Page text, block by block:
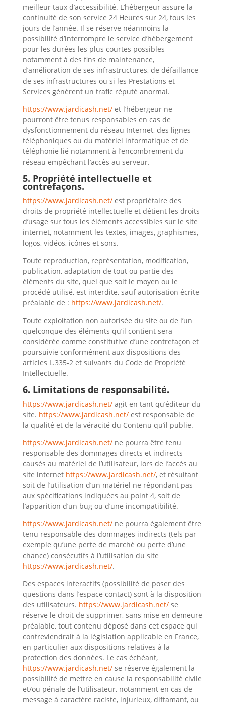
meilleur taux d’accessibilité. L’hébergeur assure la
continuité de son service 24 Heures sur 24, tous les
jours de l’année. Il se réserve néanmoins la
possibilité d’interrompre le service d’hébergement
pour les durées les plus courtes possibles
notamment à des fins de maintenance,
d’amélioration de ses infrastructures, de défaillance
de ses infrastructures ou si les Prestations et
Services génèrent un trafic réputé anormal.
https://www.jardicash.net/et l’hébergeur ne
pourront être tenus responsables en cas de
dysfonctionnement du réseau Internet, des lignes
téléphoniques ou du matériel informatique et de
téléphonie lié notamment à l’encombrement du
réseau empêchant l’accès au serveur.
5. Propriété intellectuelle et
contrefaçons.
https://www.jardicash.net/est propriétaire des
droits de propriété intellectuelle et détient les droits
d’usage sur tous les éléments accessibles sur le site
internet, notamment les textes, images, graphismes,
logos, vidéos, icônes et sons.
Toute reproduction, représentation, modification,
publication, adaptation de tout ou partie des
éléments du site, quel que soit le moyen ou le
procédé utilisé, est interdite, sauf autorisation écrite
préalable de : https://www.jardicash.net/.
Toute exploitation non autorisée du site ou de l’un
quelconque des éléments qu’il contient sera
considérée comme constitutive d’une contrefaçon et
poursuivie conformément aux dispositions des
articles L.335-2 et suivants du Code de Propriété
Intellectuelle.
6. Limitations de responsabilité.
https://www.jardicash.net/agit en tant qu’éditeur du
site. https://www.jardicash.net/est responsable de
la qualité et de la véracité du Contenu qu’il publie.
https://www.jardicash.net/ne pourra être tenu
responsable des dommages directs et indirects
causés au matériel de l’utilisateur, lors de l’accès au
site internet https://www.jardicash.net/, et résultant
soit de l’utilisation d’un matériel ne répondant pas
aux spécifications indiquées au point 4, soit de
l’apparition d’un bug ou d’une incompatibilité.
https://www.jardicash.net/ne pourra également être
tenu responsable des dommages indirects (tels par
exemple qu’une perte de marché ou perte d’une
chance) consécutifs à l’utilisation du site
https://www.jardicash.net/.
Des espaces interactifs (possibilité de poser des
questions dans l’espace contact) sont à la disposition
des utilisateurs. https://www.jardicash.net/se
réserve le droit de supprimer, sans mise en demeure
préalable, tout contenu déposé dans cet espace qui
contreviendrait à la législation applicable en France,
en particulier aux dispositions relatives à la
protection des données. Le cas échéant,
https://www.jardicash.net/se réserve également la
possibilité de mettre en cause la responsabilité civile
et/ou pénale de l’utilisateur, notamment en cas de
message à caractère raciste, injurieux, diffamant, ou